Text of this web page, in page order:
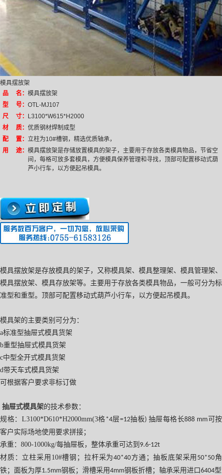
模具摆放架
品 名： 模具摆放架
型 号： OTL-MJ107
尺 寸：
L3100*W615*H2000
材 质： 优质钢材焊制成型
配 置： 立柱为10#槽钢，精选优质轴承，
用 途： 模具摆放架是存储放置模具的架子，主要用于存放各类模具物品，节省空
间，每格可放多套模具，方便模具保养管理和寻找，顶部可配置移动式葫
芦小行车，以方便起吊模具。
模具摆放架是存放模具的架子，又称模具架、模具整理架、模具管理架、
模具摆放架、模具存放架等。主要用于存放各类模具物品，一般可分为标
准型和重型。顶部可配置移动式葫芦小行车，以方便起吊模具。
模具架的主要类别可分为：
a标准型抽屉式模具货架
b重型抽屉式模具货架
c中型全开式模具货架
d带天车式模具货架
可根据客户要求非标订做
抽屉式模具架的技术参数：
规格： L3100*D610*H2000mm(3格*4层=12抽板) 抽屉每格长888 mm 可按
客户实际场地使用要求拼接；
承重： 800-1000kg/每抽屉板，整体承重可达到 9.6-12t
材质：立柱采用 10#槽钢；拉杆采为40*40方通；抽板底架采用 50*50角
铁；面板为厚1.5mm钢板；滑槽采用4mm钢板折槽；轴承采用进口6404型